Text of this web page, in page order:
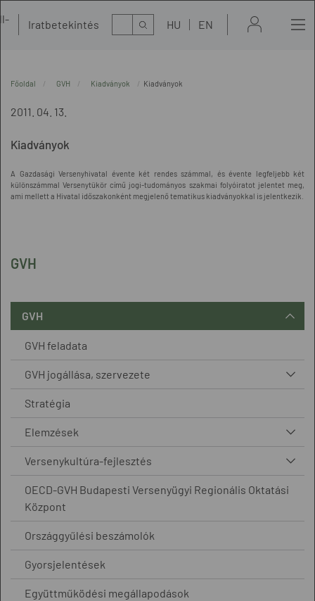
Iratbetekintés Kereső HU EN
GVH
GVH
GVH feladata
GVH jogállása, szervezete
Stratégia
Elemzések
Versenykultúra-fejlesztés
OECD-GVH Budapesti Versenyügyi Regionális Oktatási
Központ
Országgyűlési beszámolók
Gyorsjelentések
Együttműködési megállapodások
Főoldal GVH Kiadványok Kiadványok
2011. 04. 13.
Kiadványok
A Gazdasági Versenyhivatal évente két rendes számmal, és évente legfeljebb két
különszámmal Versenytükör című jogi-tudományos szakmai folyóiratot jelentet meg,
ami mellett a Hivatal időszakonként megjelenő tematikus kiadványokkal is jelentkezik.